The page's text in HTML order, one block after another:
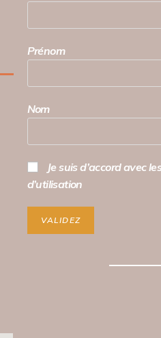
Prénom
Nom
Je suis d’accord avec
d’utilisation